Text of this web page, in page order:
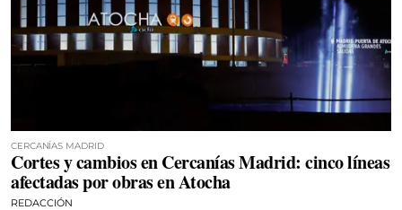
CERCANÍAS MADRID
Cortes y cambios en Cercanías Madrid: cinco líneas
afectadas por obras en Atocha
REDACCIÓN